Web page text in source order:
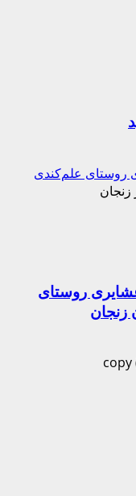
روستای علم‌کندی
روستای
زنجان